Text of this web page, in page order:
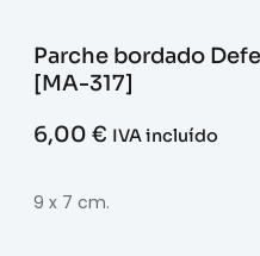
Parche bordado
[MA-317]
6,00 € IVA incluído
9 x 7 cm.